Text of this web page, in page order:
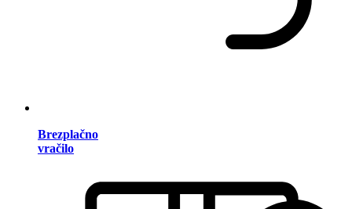
Brezplačno
vračilo